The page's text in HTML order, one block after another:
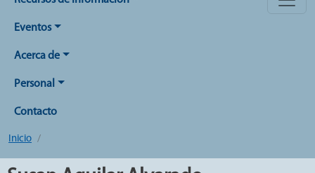
Eventos
Acerca de
Personal
Contacto
Inicio